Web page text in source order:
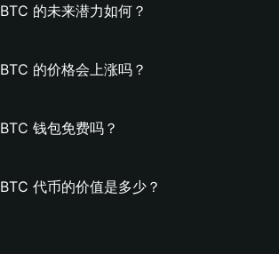
的未来潜力如何？
的价格会上涨吗？
钱包免费吗？
代币的价值是多少？